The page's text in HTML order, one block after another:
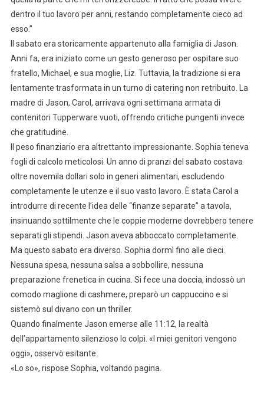
dentro il tuo lavoro per anni, restando completamente cieco ad
esso.”
Il sabato era storicamente appartenuto alla famiglia di Jason.
Anni fa, era iniziato come un gesto generoso per ospitare suo
fratello, Michael, e sua moglie, Liz. Tuttavia, la tradizione si era
lentamente trasformata in un turno di catering non retribuito. La
madre di Jason, Carol, arrivava ogni settimana armata di
contenitori Tupperware vuoti, offrendo critiche pungenti invece
che gratitudine.
Il peso finanziario era altrettanto impressionante. Sophia teneva
fogli di calcolo meticolosi. Un anno di pranzi del sabato costava
oltre novemila dollari solo in generi alimentari, escludendo
completamente le utenze e il suo vasto lavoro. È stata Carol a
introdurre di recente l’idea delle “finanze separate” a tavola,
insinuando sottilmente che le coppie moderne dovrebbero tenere
separati gli stipendi. Jason aveva abboccato completamente.
Ma questo sabato era diverso. Sophia dormì fino alle dieci.
Nessuna spesa, nessuna salsa a sobbollire, nessuna
preparazione frenetica in cucina. Si fece una doccia, indossò un
comodo maglione di cashmere, preparò un cappuccino e si
sistemò sul divano con un thriller.
Quando finalmente Jason emerse alle 11:12, la realtà
dell’appartamento silenzioso lo colpì. «I miei genitori vengono
oggi», osservò esitante.
«Lo so», rispose Sophia, voltando pagina.